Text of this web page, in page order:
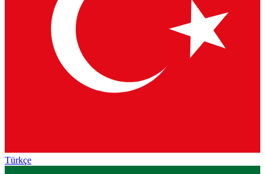
Türkçe